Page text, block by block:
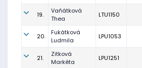
19.
Vaňátková
Thea
LTU1150
20.
Fukátková
Ludmila
LPU1053
21.
Zitková
Markéta
LPU1251